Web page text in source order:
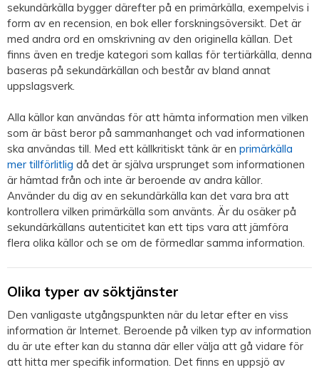
sekundärkälla bygger därefter på en primärkälla, exempelvis i
form av en recension, en bok eller forskningsöversikt. Det är
med andra ord en omskrivning av den originella källan. Det
finns även en tredje kategori som kallas för tertiärkälla, denna
baseras på sekundärkällan och består av bland annat
uppslagsverk.
Alla källor kan användas för att hämta information men vilken
som är bäst beror på sammanhanget och vad informationen
ska användas till. Med ett källkritiskt tänk är en primärkälla
mer tillförlitlig då det är själva ursprunget som informationen
är hämtad från och inte är beroende av andra källor.
Använder du dig av en sekundärkälla kan det vara bra att
kontrollera vilken primärkälla som använts. Är du osäker på
sekundärkällans autenticitet kan ett tips vara att jämföra
flera olika källor och se om de förmedlar samma information.
Olika typer av söktjänster
Den vanligaste utgångspunkten när du letar efter en viss
information är Internet. Beroende på vilken typ av information
du är ute efter kan du stanna där eller välja att gå vidare för
att hitta mer specifik information. Det finns en uppsjö av